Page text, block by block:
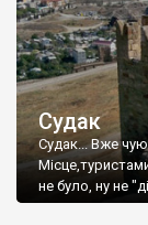
Судак
Судак... Вже
не було, ну не